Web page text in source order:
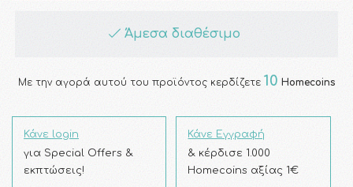
Άμεσα διαθέσιμο
Με την αγορά αυτού του προϊόντος κερδίζετε 10 Homecoins
Κάνε login
για Special Offers &
εκπτώσεις!
Κάνε Εγγραφή
& κέρδισε 1.000
Homecoins αξίας 1€